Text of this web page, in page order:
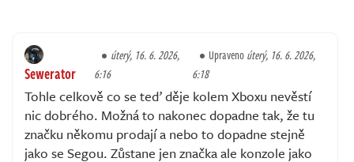
Sewerator
úterý, 16. 6. 2026,
6:16
Upravenoúterý, 16. 6. 2026,
6:18
Tohle celkově co se teď děje kolem Xboxu nevěstí
nic dobrého. Možná to nakonec dopadne tak, že tu
značku někomu prodají a nebo to dopadne stejně
jako se Segou. Zůstane jen značka ale konzole jako